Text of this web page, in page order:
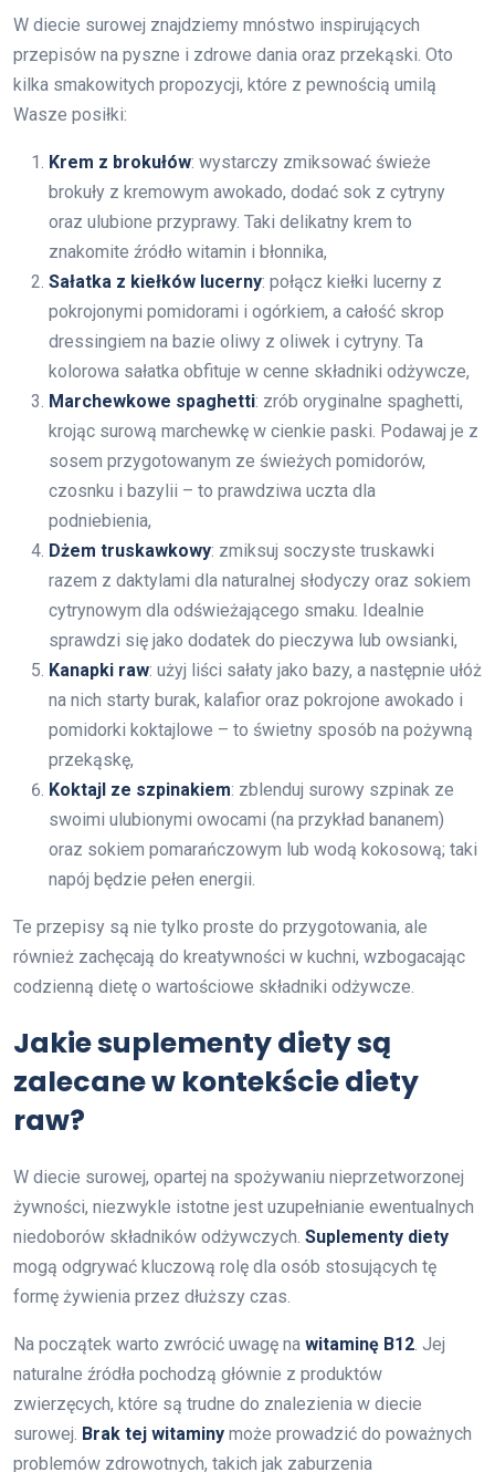
W diecie surowej znajdziemy mnóstwo inspirujących
przepisów na pyszne i zdrowe dania oraz przekąski. Oto
kilka smakowitych propozycji, które z pewnością umilą
Wasze posiłki:
Krem z brokułów: wystarczy zmiksować świeże
brokuły z kremowym awokado, dodać sok z cytryny
oraz ulubione przyprawy. Taki delikatny krem to
znakomite źródło witamin i błonnika,
Sałatka z kiełków lucerny: połącz kiełki lucerny z
pokrojonymi pomidorami i ogórkiem, a całość skrop
dressingiem na bazie oliwy z oliwek i cytryny. Ta
kolorowa sałatka obfituje w cenne składniki odżywcze,
Marchewkowe spaghetti: zrób oryginalne spaghetti,
krojąc surową marchewkę w cienkie paski. Podawaj je z
sosem przygotowanym ze świeżych pomidorów,
czosnku i bazylii – to prawdziwa uczta dla
podniebienia,
Dżem truskawkowy: zmiksuj soczyste truskawki
razem z daktylami dla naturalnej słodyczy oraz sokiem
cytrynowym dla odświeżającego smaku. Idealnie
sprawdzi się jako dodatek do pieczywa lub owsianki,
Kanapki raw: użyj liści sałaty jako bazy, a następnie ułóż
na nich starty burak, kalafior oraz pokrojone awokado i
pomidorki koktajlowe – to świetny sposób na pożywną
przekąskę,
Koktajl ze szpinakiem: zblenduj surowy szpinak ze
swoimi ulubionymi owocami (na przykład bananem)
oraz sokiem pomarańczowym lub wodą kokosową; taki
napój będzie pełen energii.
Te przepisy są nie tylko proste do przygotowania, ale
również zachęcają do kreatywności w kuchni, wzbogacając
codzienną dietę o wartościowe składniki odżywcze.
Jakie suplementy diety są
zalecane w kontekście diety
raw?
W diecie surowej, opartej na spożywaniu nieprzetworzonej
żywności, niezwykle istotne jest uzupełnianie ewentualnych
niedoborów składników odżywczych. Suplementy diety
mogą odgrywać kluczową rolę dla osób stosujących tę
formę żywienia przez dłuższy czas.
Na początek warto zwrócić uwagę na witaminę B12 . Jej
naturalne źródła pochodzą głównie z produktów
zwierzęcych, które są trudne do znalezienia w diecie
surowej. Brak tej witaminy może prowadzić do poważnych
problemów zdrowotnych, takich jak zaburzenia